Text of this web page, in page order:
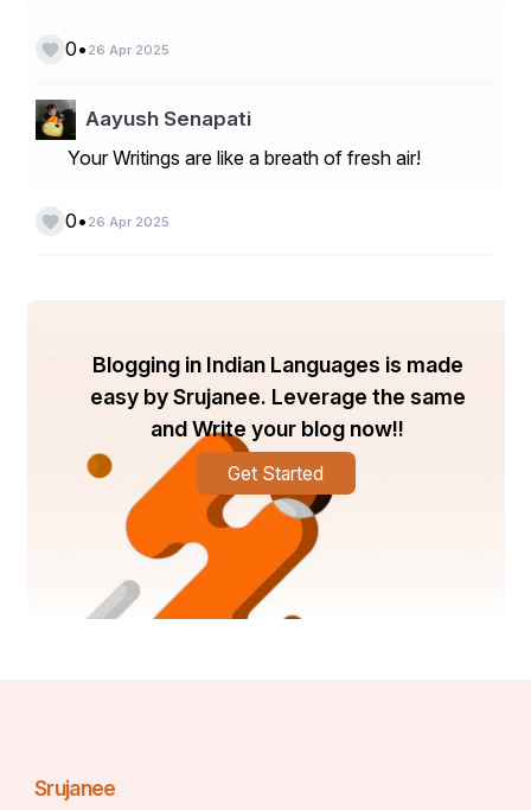
ଦିନ ବ୍ୟାୟାମ, ଅଭିନୟ ଓ ଅନୁଶୀଳନ କରନ୍ତି । ବିଭିନ୍ନ
ଅନୁଭୂତି ଜଗାନ୍ତି । ଯଥା କୌଣସି ମହାପୁରୁଷ, ଢ଼ଙ୍ଗୀ ବାବା,
ଧର୍ମ ଧାରଣ କରି ଲୋକଙ୍କୁ ଠକୁଥିବା ବ୍ୟକ୍ତି, ନିର୍ଦ୍ଦୋଷ
କରିଥାଏ ।
ଏହି ବେଶ ଦ୍ୱାରା ଲୋକମାନେ ଶିଖିପାରନ୍ତି ଯେ କିପରି ଧର୍ମ ଓ
ସାଂସ୍କୃତିକ ଆବରଣ ଆଡ଼ରେ ଠକାଯାଉଛି, ଏବଂ ସେଥିରୁ
ସଚେତନ ହେବା ଦରକାର । ବାହ୍ୟ ଆଡ଼ମ୍ବର ବେଶ ଦେଖି
ତାହାକୁ ତଥ୍ୟ ବୋଲି ବିଶ୍ୱାସ କରିବା ପୂର୍ବରୁ ମନନ ଓ ଗଭୀର
ଚିନ୍ତନ କରିବା ଉଚିତ । ଏହା ଏକ ସାମାଜିକ ଆନ୍ଦୋଳନ
ଭାବରେ ବିକଶିତ ହେଉଛି ।
କରି ସମାଜକୁ ନୂଆ ଦିଗରେ ଗତି କରାଯାଉପାରେ । ଏପରି
0• 26 Apr 2025
Aayush Senapati
Your Writings are like a breath of fresh air!
0• 26 Apr 2025
Blogging in Indian Languages is made
easy by Srujanee. Leverage the same
and Write your blog now!!
Get Started
Srujanee